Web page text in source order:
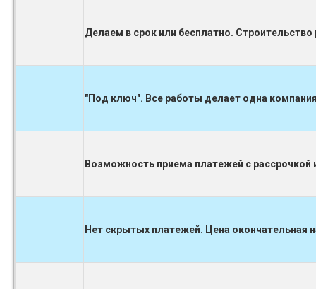
Делаем в срок или бесплатно.
"Под ключ". Все работы делает одна
Возможность приема платежей с рассрочкой
Нет скрытых платежей. Цена окончательная